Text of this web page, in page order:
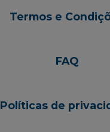
Termos e
FAQ
Políticas de